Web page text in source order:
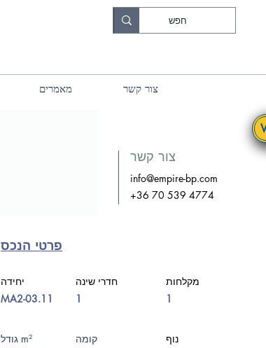
מאמרים צור קשר
צור קשר
info@empire-bp.com
+36 70 539 4774
פרטי הנכס
יחידה
MA2-03.11
חדרי שינה
1
מקלחות
1
גודל m²
קומה
נוף